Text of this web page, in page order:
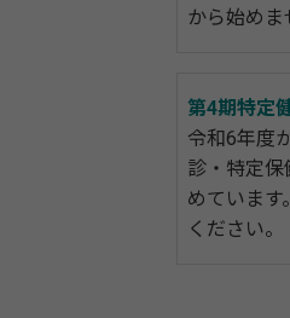
から始めま
第4期特定
令和6年度
診・特定保
めています
ください。